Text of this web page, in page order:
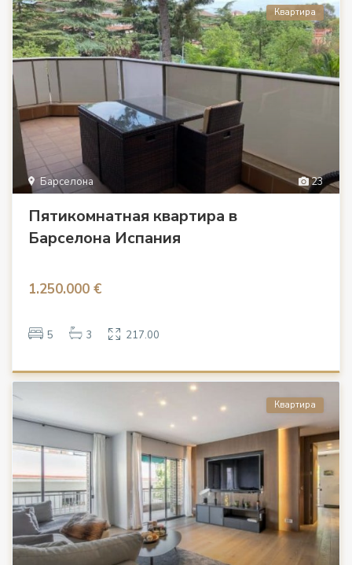
23
Барселона
Квартира
Пятикомнатная квартира в
Барселона Испания
1.250.000 €
5 3 217.00
Квартира